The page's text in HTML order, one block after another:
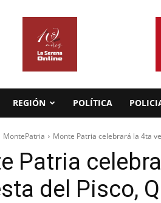
REGIÓN POLÍTICA
MontePatria Monte Patria celebrará la 4ta
Patria
del Pisco,